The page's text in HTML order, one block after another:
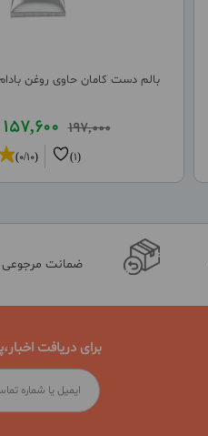
بالم دست کامان حاوی روغن
197,000
157,600
(1)
(0/10)
ضمانت
برای دریافت